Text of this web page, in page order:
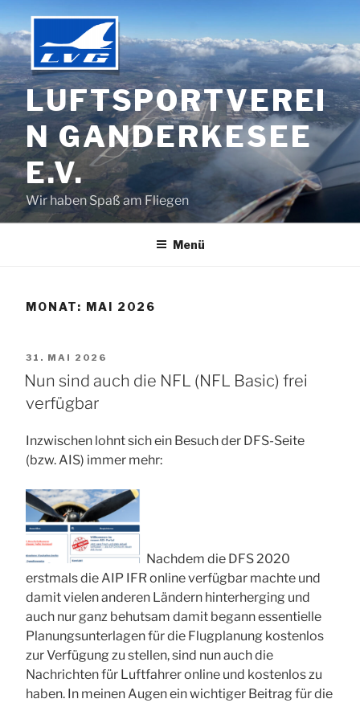
Inhalt
springen
LUFTSPORTVEREI
N GANDERKESEE
E.V.
Wir haben Spaß am Fliegen
Menü
MONAT: MAI 2026
VERÖFFENTLICHT
AM
31. MAI 2026
Nun sind auch die NFL (NFL Basic) frei
verfügbar
Inzwischen lohnt sich ein Besuch der DFS-Seite
(bzw. AIS) immer mehr:
Nachdem die DFS 2020
erstmals die AIP IFR online verfügbar machte und
damit vielen anderen Ländern hinterherging und
auch nur ganz behutsam damit begann essentielle
Planungsunterlagen für die Flugplanung kostenlos
zur Verfügung zu stellen, sind nun auch die
Nachrichten für Luftfahrer online und kostenlos zu
haben. In meinen Augen ein wichtiger Beitrag für die